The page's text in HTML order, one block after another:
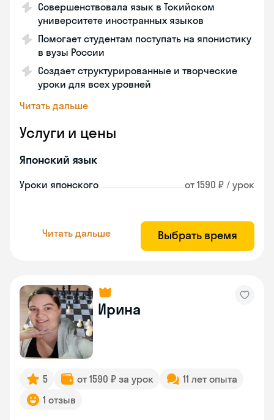
Совершенствовала язык в Токийском
университете иностранных языков
Помогает студентам поступать на японистику
в вузы России
Создает структурированные и творческие
уроки для всех уровней
Читать дальше
Услуги и цены
Японский язык
Уроки японского от 1590 ₽ / урок
Читать дальше Выбрать время
Ирина
5 от 1590 ₽ за урок
11 лет опыта
1 отзыв